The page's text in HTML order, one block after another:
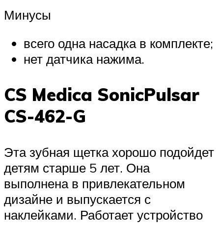
Минусы
всего одна насадка в комплекте;
нет датчика нажима.
CS Medica SonicPulsar
CS-462-G
Эта зубная щетка хорошо подойдет
детям старше 5 лет. Она
выполнена в привлекательном
дизайне и выпускается с
наклейками. Работает устройство